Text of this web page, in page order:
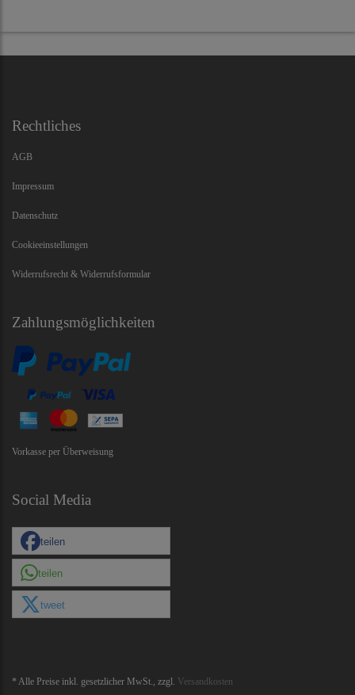
Rechtliches
AGB
Impressum
Datenschutz
Cookieeinstellungen
Widerrufsrecht & Widerrufsformular
Zahlungsmöglichkeiten
Vorkasse per Überweisung
Social Media
teilen
teilen
tweet
* Alle Preise inkl. gesetzlicher MwSt., zzgl. Versandkosten